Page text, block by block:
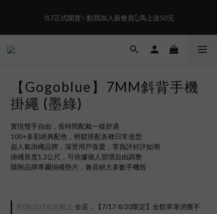
盛夏限定☀️週週抽LINE POINT｜滿1000即享免運
0
6
3
1
i17正式開賣✨點我加入新會員👆馬上送50元
盛夏限定☀️週週抽LINE POINT｜滿1000即享免運
【Gogoblue】7MM斜背手機
掛繩 (墨綠)
實現雙手自由，長時間配戴一樣舒適
100+多彩經典配色，輕鬆搭配各種日常造型
超人氣掛繩品牌，深受用戶喜愛，零負評好評如潮
掛繩長度1.2公尺，可依據個人習慣自由調整
隨附品牌專屬掛繩墊片，兼容絕大多數手機殼
至08/20 16:00截止
全店，【7/17-8/20限定】全館單筆消費不